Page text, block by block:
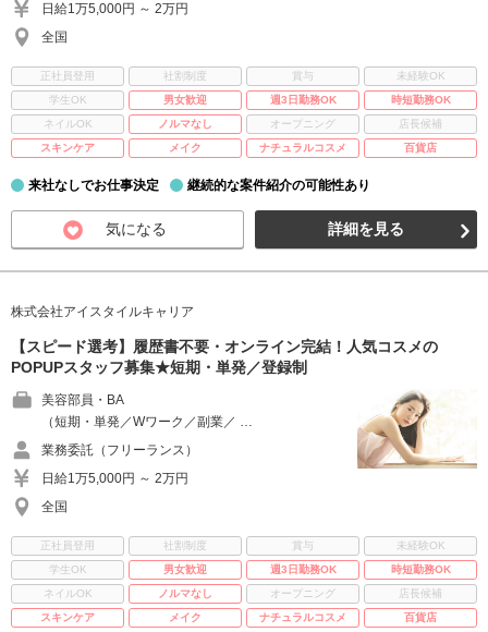
日給1万5,000円 ～ 2万円
全国
正社員登用 社割制度 賞与
未経験OK
学生OK
男女歓迎 週3日勤務OK
時短勤務OK
ネイルOK
ノルマなし オープニング
店長候補
スキンケア
メイク ナチュラルコスメ 百貨店
来社なしでお仕事決定 継続的な案件紹介の可能性あり
気になる 詳細を見る
株式会社アイスタイルキャリア
【スピード選考】履歴書不要・オンライン完結！人気コスメの
POPUPスタッフ募集★短期・単発／登録制
美容部員・BA
（短期・単発／Wワーク／副業／ …
業務委託（フリーランス）
日給1万5,000円 ～ 2万円
全国
正社員登用 社割制度 賞与
未経験OK
学生OK
男女歓迎 週3日勤務OK
時短勤務OK
ネイルOK
ノルマなし オープニング
店長候補
スキンケア
メイク ナチュラルコスメ 百貨店